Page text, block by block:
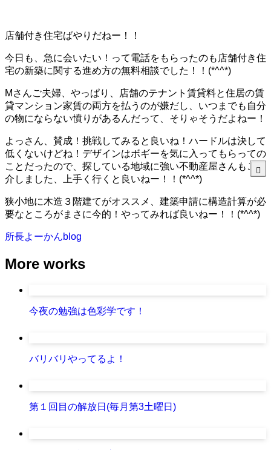
店舗付き住宅ばやりだねー！！
今日も、急に会いたい！って電話をもらったのも店舗付き住
宅の新築に関する進め方の無料相談でした！！(*^^*)
Mさんご夫婦、やっぱり、店舗のテナント賃貸料と住居の賃
貸マンション家賃の両方を払うのが嫌だし、いつまでも自分
の物にならない憤りがあるんだって、そりゃそうだよねー！
よっさん、賛成！挑戦してみると良いね！ハードルは決して
低くないけどね！デザインはボギーを気に入ってもらっての
ことだったので、探している地域に強い不動産屋さんもご紹
介しました、上手く行くと良いねー！！(*^^*)
狭小地に木造３階建てがオススメ、建築申請に構造計算が必
要なところがまさに今的！やってみれば良いねー！！(*^^*)
所長よーかんblog
More works
今夜の勉強は色彩学です！
バリバリやってるよ！
第１回目の解放日(毎月第3土曜日)